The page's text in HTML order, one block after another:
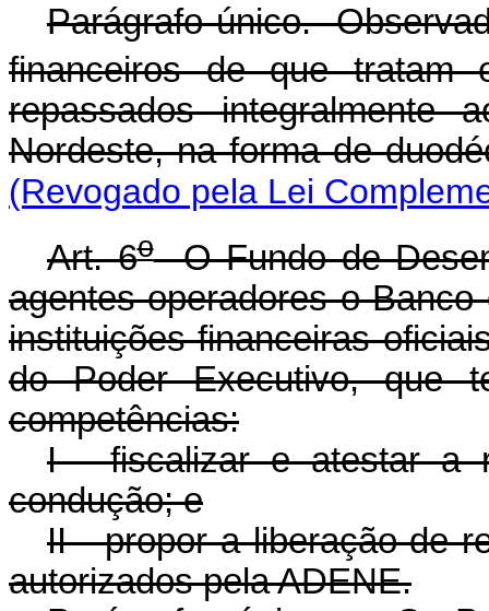
Parágrafo único.
financeiros de que tratam
repassados integralmente
Nordeste, na forma de
(Revogado pela Lei
Art. 6oO Fundo de
agentes operadores o
instituições financeiras
do Poder Executivo, que
competências:
I - fiscalizar e atestar a
condução; e
II - propor a liberação de
autorizados pela ADENE.